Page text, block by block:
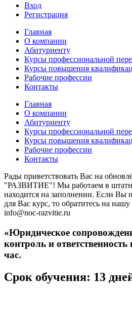
Вход
Регистрация
Главная
О компании
Абитуриенту
Курсы профессиональной
Курсы повышения
Рабочие профессии
Контакты
Главная
О компании
Абитуриенту
Курсы профессиональной
Курсы повышения
Рабочие профессии
Контакты
Рады приветствовать Вас на
"РАЗВИТИЕ"! Мы работаем в
находится на заполнении. Если Вы
для Вас курс, то обратитесь на
info@noc-razvitie.ru
«Юридическое
контроль и
час.
Срок обучения: 13